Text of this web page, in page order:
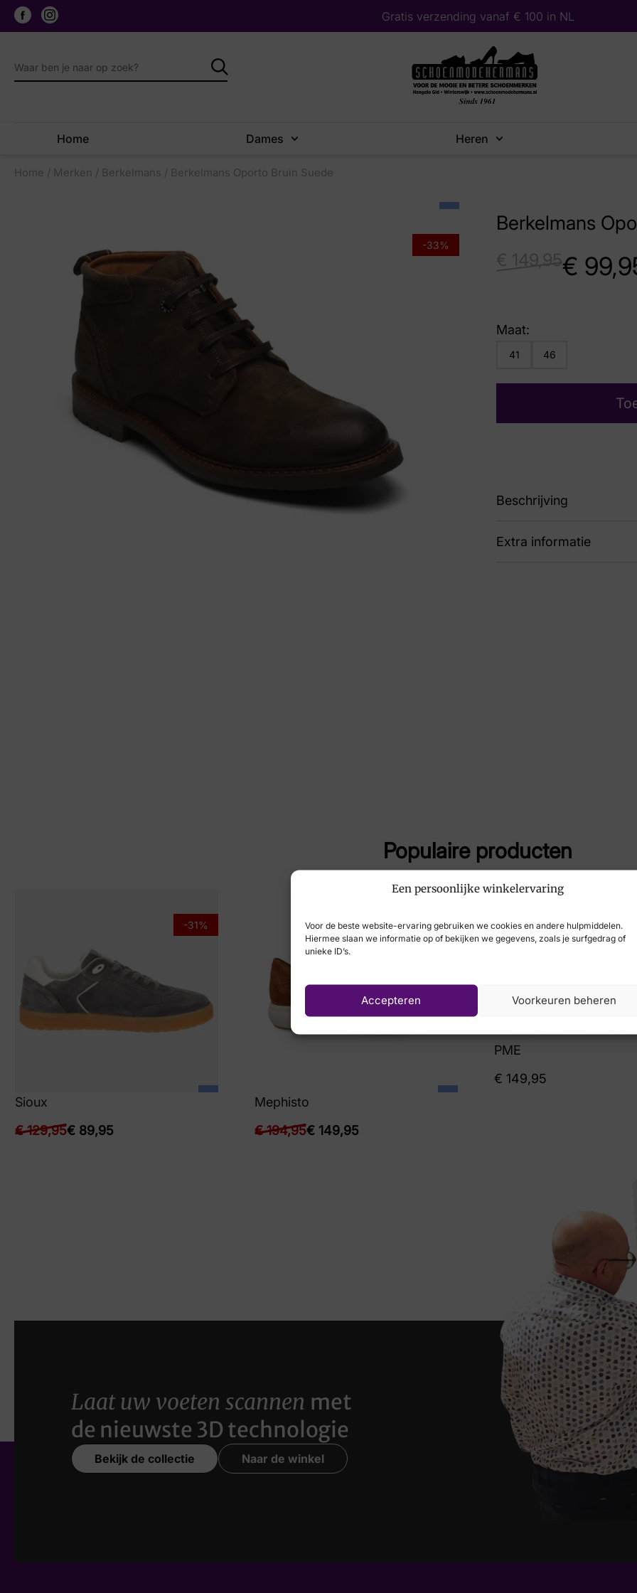
Een persoonlijke winkelervaring
Voor de beste website-ervaring gebruiken we cookies en andere hulpmiddelen.
Hiermee slaan we informatie op of bekijken we gegevens, zoals je surfgedrag of
unieke ID’s.
Accepteren Voorkeuren beheren
Gratis verzending vanaf € 100 in NL
Home Dames Heren
Home / Merken / Berkelmans / Berkelmans Oporto Bruin Suede
-33%
Berkelmans
149,95€
Maat:
41 46
Beschrijving
Line nj22
Extra informatie
Populaire producten
-31%
Sioux
€129,95€ 89,95
-23%
Mephisto
€194,95€ 149,95
PME
€ 149,95
Laat uw voeten scannen met
de nieuwste 3D technologie
Bekijk de collectie Naar de winkel